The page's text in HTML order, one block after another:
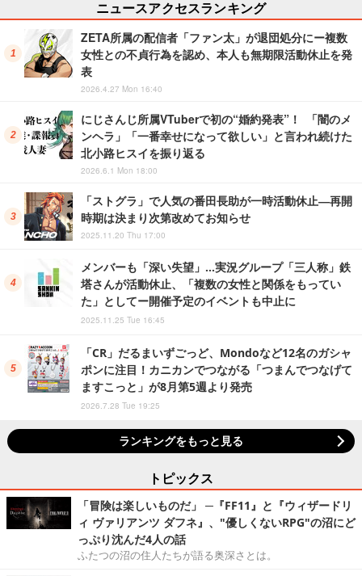
ニュースアクセスランキング
ZETA所属の配信者「ファン太」が退団処分にー複数
女性との不貞行為を認め、本人も無期限活動休止を発
表
2026.4.27 Mon 16:40
にじさんじ所属VTuberで初の“婚約発表”！ 「闇のメ
ンヘラ」「一番幸せになって欲しい」と言われ続けた
北小路ヒスイを振り返る
2026.6.1 Mon 18:00
「ストグラ」で人気の番田長助が一時活動休止―再開
時期は決まり次第改めてお知らせ
2025.11.20 Thu 17:00
メンバーも「深い失望」…実況グループ「三人称」鉄
塔さんが活動休止、「複数の女性と関係をもってい
た」としてー開催予定のイベントも中止に
2025.11.25 Tue 16:45
「CR」だるまいずごっど、Mondoなど12名のガシャ
ポンに注目！カニカンでつながる「つまんでつなげて
ますこっと」が8月第5週より発売
2026.7.28 Tue 19:25
ランキングをもっと見る
トピックス
「冒険は楽しいものだ」 ─『FF11』と『ウィザードリ
ィ ヴァリアンツ ダフネ』、"優しくないRPG"の沼にど
っぷり沈んだ4人の話
ふたつの沼の住人たちが語る奥深さとは。